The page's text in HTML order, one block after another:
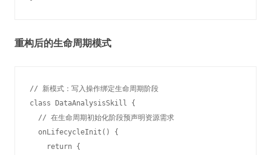
重构后的生命周期模式
// 新模式：写入操作绑定生命周期阶段
class DataAnalysisSkill {
  // 在生命周期初始化阶段预声明资源需求
  onLifecycleInit() {
    return {